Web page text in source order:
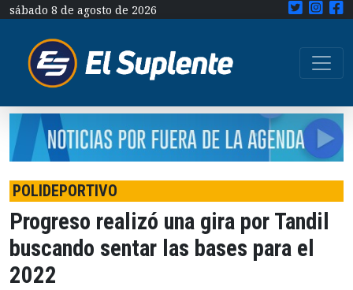
sábado 8 de agosto de 2026
POLIDEPORTIVO
Progreso realizó una gira por Tandil
buscando sentar las bases para el
2022